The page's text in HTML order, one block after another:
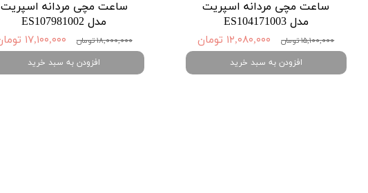
ساعت مچی مردانه اسپریت
مدل ES104171003
۱۵,۱۰۰,۰۰۰ تومان ۱۲,۰۸۰,۰۰۰ تومان
افزودن به سبد خرید
ساعت مچی مردانه اسپریت
مدل ES107981002
۱۸,۰۰۰,۰۰۰ تومان ۱۷,۱۰۰,۰۰۰ تومان
افزودن به سبد خرید